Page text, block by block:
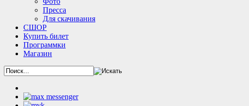
Пресса
Для скачивания
СШОР
Купить билет
Программки
Магазин